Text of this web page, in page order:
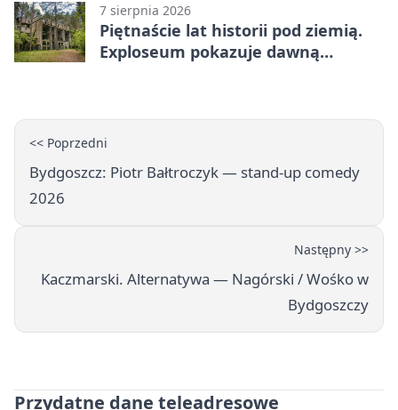
7 sierpnia 2026
Piętnaście lat historii pod ziemią.
Exploseum pokazuje dawną
<< Poprzedni
Bydgoszcz: Piotr Bałtroczyk — stand-up comedy
2026
Następny >>
Kaczmarski. Alternatywa — Nagórski / Wośko w
Bydgoszczy
Przydatne dane teleadresowe